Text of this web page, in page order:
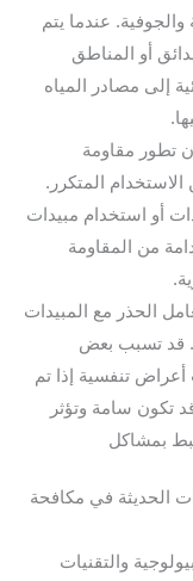
عندما يتم
أو المناطق
إلى مصادر المياه
تطور مقاومة
المتكرر.
أو استخدام مبيدات
من المقاومة
الحذر مع المبيدات
قد تسبب بعض
أعراض تنفسية إذا تم
تكون سامة وتؤثر
بمشاكل
الحديثة في مكافحة
والتقنيات